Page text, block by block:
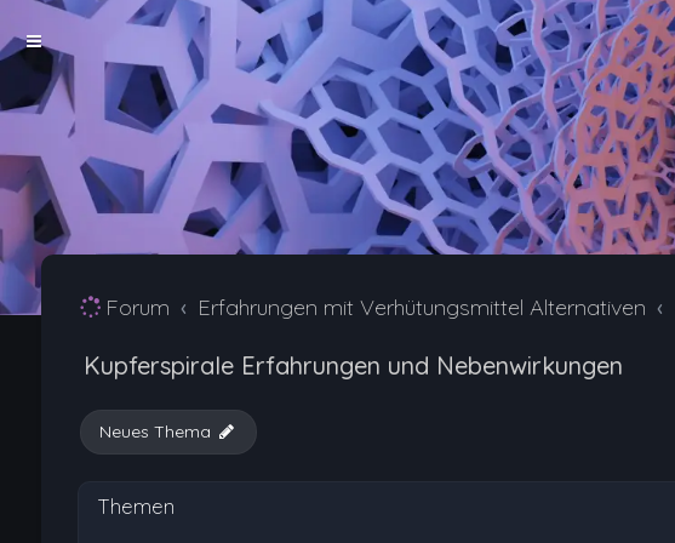
Forum Erfahrungen mit Verhütungsmittel Alternativen
Kupferspirale Erfahrungen und Nebenwirkungen
Neues Thema
Themen